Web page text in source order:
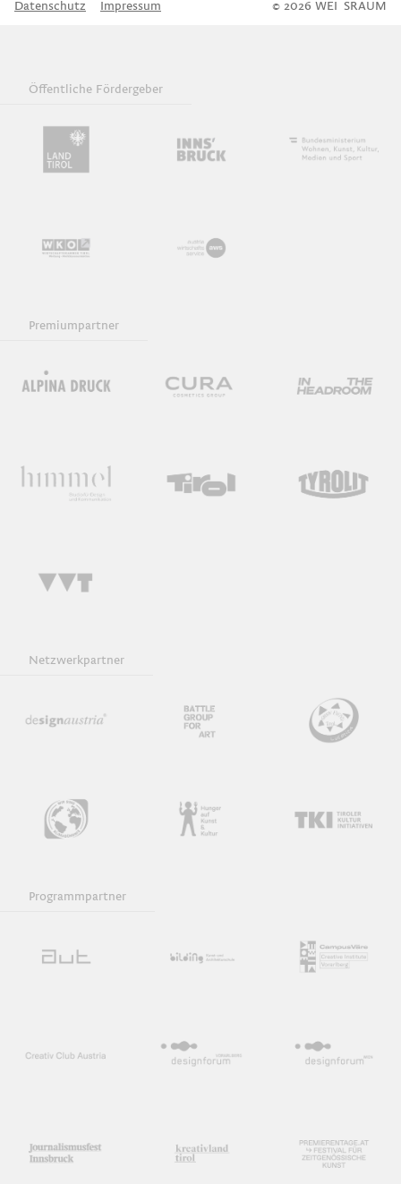
Datenschutz Impressum © 2026 WEI SRAUM
Öffentliche Fördergeber
Premiumpartner
Netzwerkpartner
Programmpartner